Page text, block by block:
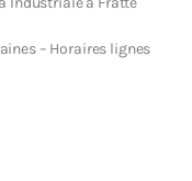
– Horaires lignes